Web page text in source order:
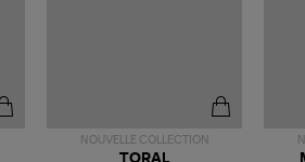
NOUVELLE COLLECTION